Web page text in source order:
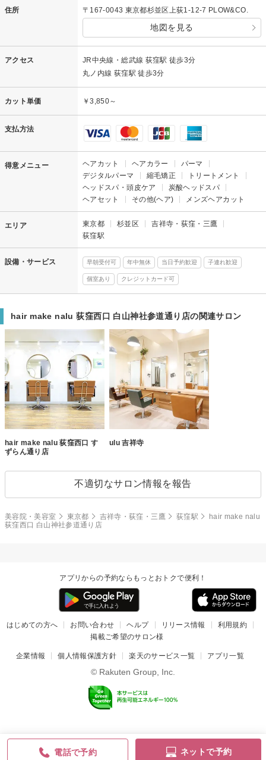
住所 〒167-0043 東京都杉並区上荻1-12-7 PLOW&CO.
地図を見る
アクセス
JR中央線・総武線 荻窪駅 徒歩3分
丸ノ内線 荻窪駅 徒歩3分
カット単価 ￥3,850～
支払方法
得意メニュー ヘアカット ヘアカラー
パーマ
デジタルパーマ
縮毛矯正
トリートメント
ヘッドスパ・頭皮ケア
炭酸ヘッドスパ
ヘアセット
その他(ヘア) メンズヘアカット
エリア 東京都 杉並区
吉祥寺・荻窪・三鷹
荻窪駅
設備・サービス 早朝受付可 年中無休 当日予約歓迎 子連れ歓迎
個室あり クレジットカード可
hair make nalu 荻窪西口 白山神社参道通り店の関連サロン
hair make nalu 荻窪西口 す
ずらん通り店
ulu 吉祥寺
不適切なサロン情報を報告
電話で予約 ネットで予約
美容院・美容室 東京都 吉祥寺・荻窪・三鷹 荻窪駅
hair make nalu
荻窪西口 白山神社参道通り店
アプリからの予約ならもっとおトクで便利！
はじめての方へ お問い合わせ ヘルプ リリース情報
利用規約
掲載ご希望のサロン様
企業情報 個人情報保護方針 楽天のサービス一覧 アプリ一覧
© Rakuten Group, Inc.